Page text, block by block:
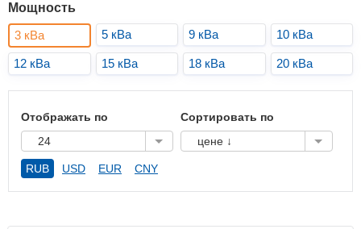
Мощность
3 кВа
5 кВа 9 кВа 10 кВа
12 кВа 15 кВа 18 кВа 20 кВа
Отображать по
24
Сортировать по
цене ↓
RUB USD EUR CNY